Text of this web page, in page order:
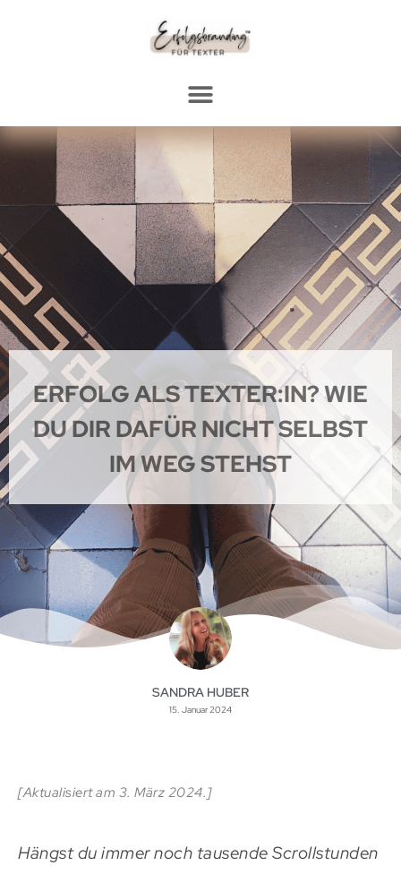
ERFOLG ALS TEXTER:IN? WIE
DU DIR DAFÜR NICHT SELBST
IM WEG STEHST
SANDRA HUBER
15. Januar 2024
[Aktualisiert am 3. März 2024.]
Hängst du immer noch tausende Scrollstunden